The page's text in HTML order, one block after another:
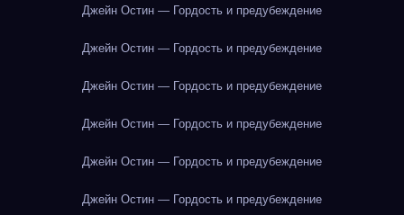
Джейн Остин — Гордость и предубеждение
Джейн Остин — Гордость и предубеждение
Джейн Остин — Гордость и предубеждение
Джейн Остин — Гордость и предубеждение
Джейн Остин — Гордость и предубеждение
Джейн Остин — Гордость и предубеждение